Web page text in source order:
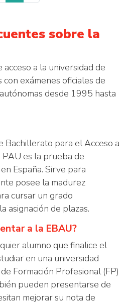
sobre la
a la universidad de
exámenes oficiales de
desde 1995 hasta
Bachillerato para el Acceso a
PAU es la prueba de
España. Sirve para
posee la madurez
cursar un grado
asignación de plazas.
a la EBAU?
alumno que finalice el
en una universidad
Formación Profesional (FP)
pueden presentarse de
mejorar su nota de